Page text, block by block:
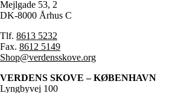
Mejlgade 53, 2
DK-8000 Århus C
Tlf. 8613 5232
Fax. 8612 5149
Shop@verdensskove.org
VERDENS SKOVE – KØBENHAVN
Lyngbyvej 100